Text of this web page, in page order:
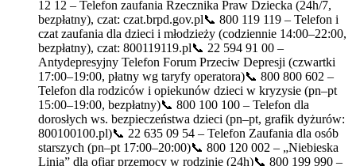
12 12 – Telefon zaufania Rzecznika Praw Dziecka (24h/7,
bezpłatny), czat: czat.brpd.gov.pl📞 800 119 119 – Telefon i
czat zaufania dla dzieci i młodzieży (codziennie 14:00–22:00,
bezpłatny), czat: 800119119.pl📞 22 594 91 00 –
Antydepresyjny Telefon Forum Przeciw Depresji (czwartki
17:00–19:00, płatny wg taryfy operatora)📞 800 800 602 –
Telefon dla rodziców i opiekunów dzieci w kryzysie (pn–pt
15:00–19:00, bezpłatny)📞 800 100 100 – Telefon dla
dorosłych ws. bezpieczeństwa dzieci (pn–pt, grafik dyżurów:
800100100.pl)📞 22 635 09 54 – Telefon Zaufania dla osób
starszych (pn–pt 17:00–20:00)📞 800 120 002 – „Niebieska
Linia” dla ofiar przemocy w rodzinie (24h)📞 800 199 990 –